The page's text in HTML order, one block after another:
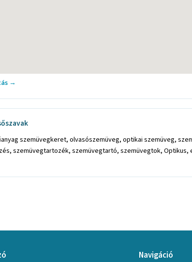
→
szemüvegkeret, olvasószemüveg, optikai szemüveg,
szemüvegtartozék, szemüvegtartó, szemüvegtok,
Navigáció